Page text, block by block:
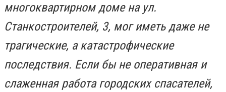
многоквартирном доме на ул.
Станкостроителей, 3, мог иметь даже не
трагические, а катастрофические
последствия. Если бы не оперативная и
слаженная работа городских спасателей,